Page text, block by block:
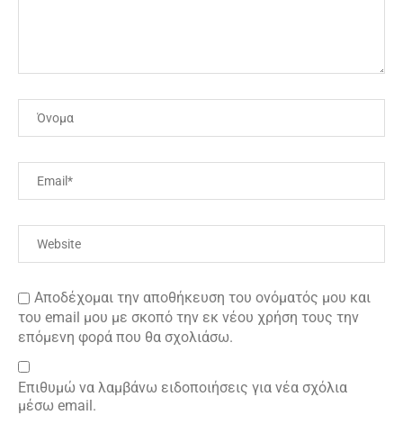
Αποδέχομαι την αποθήκευση του ονόματός μου και
του email μου με σκοπό την εκ νέου χρήση τους την
επόμενη φορά που θα σχολιάσω.
Επιθυμώ να λαμβάνω ειδοποιήσεις για νέα σχόλια
μέσω email.